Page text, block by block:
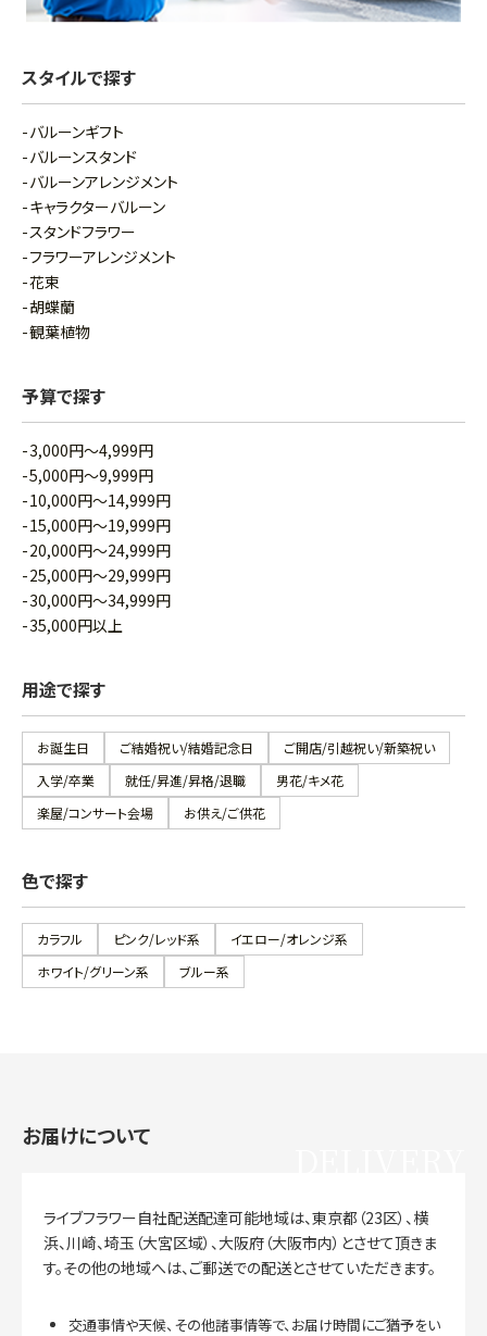
スタイルで探す
バルーンギフト
バルーンスタンド
バルーンアレンジメント
キャラクターバルーン
スタンドフラワー
フラワーアレンジメント
花束
胡蝶蘭
観葉植物
予算で探す
3,000円～4,999円
5,000円～9,999円
10,000円～14,999円
15,000円～19,999円
20,000円～24,999円
25,000円～29,999円
30,000円～34,999円
35,000円以上
用途で探す
お誕生日 ご結婚祝い/結婚記念日
ご開店/引越祝い/新築祝い
入学/卒業
就任/昇進/昇格/退職
男花/キメ花
楽屋/コンサート会場
お供え/ご供花
色で探す
カラフル ピンク/レッド系
イエロー/オレンジ系
ホワイト/グリーン系
ブルー系
お届けについて
ライブフラワー自社配送配達可能地域は、東京都（23区）、横
浜、川崎、埼玉（大宮区域）、大阪府（大阪市内）とさせて頂きま
す。その他の地域へは、ご郵送での配送とさせていただきます。
交通事情や天候、その他諸事情等で、お届け時間にご猶予をい